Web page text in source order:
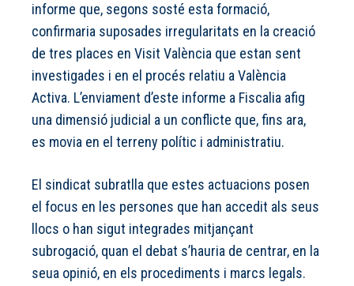
informe que, segons sosté esta formació,
confirmaria suposades irregularitats en la creació
de tres places en Visit València que estan sent
investigades i en el procés relatiu a València
Activa. L’enviament d’este informe a Fiscalia afig
una dimensió judicial a un conflicte que, fins ara,
es movia en el terreny polític i administratiu.
El sindicat subratlla que estes actuacions posen
el focus en les persones que han accedit als seus
llocs o han sigut integrades mitjançant
subrogació, quan el debat s’hauria de centrar, en la
seua opinió, en els procediments i marcs legals.